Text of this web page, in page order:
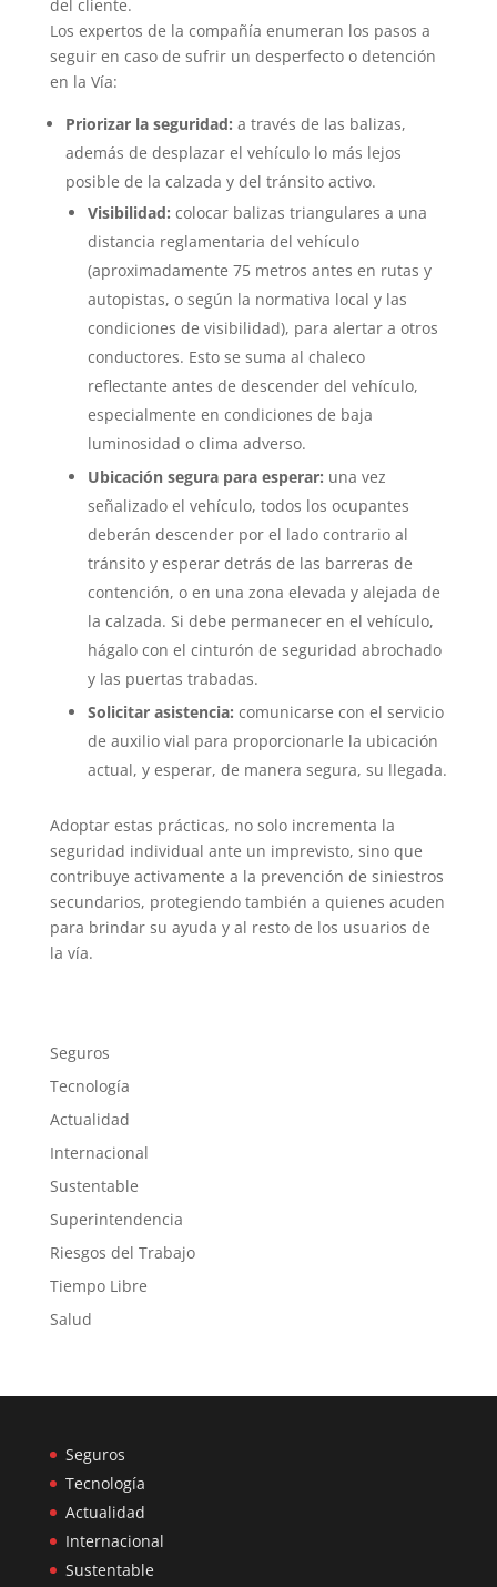
del cliente.
Los expertos de la compañía enumeran los pasos a
seguir en caso de sufrir un desperfecto o detención
en la Vía:
Priorizar la seguridad: a través de las balizas,
además de desplazar el vehículo lo más lejos
posible de la calzada y del tránsito activo.
Visibilidad: colocar balizas triangulares a una
distancia reglamentaria del vehículo
(aproximadamente 75 metros antes en rutas y
autopistas, o según la normativa local y las
condiciones de visibilidad), para alertar a otros
conductores. Esto se suma al chaleco
reflectante antes de descender del vehículo,
especialmente en condiciones de baja
luminosidad o clima adverso.
Ubicación segura para esperar: una vez
señalizado el vehículo, todos los ocupantes
deberán descender por el lado contrario al
tránsito y esperar detrás de las barreras de
contención, o en una zona elevada y alejada de
la calzada. Si debe permanecer en el vehículo,
hágalo con el cinturón de seguridad abrochado
y las puertas trabadas.
Solicitar asistencia: comunicarse con el servicio
de auxilio vial para proporcionarle la ubicación
actual, y esperar, de manera segura, su llegada.
Adoptar estas prácticas, no solo incrementa la
seguridad individual ante un imprevisto, sino que
contribuye activamente a la prevención de siniestros
secundarios, protegiendo también a quienes acuden
para brindar su ayuda y al resto de los usuarios de
la vía.
Seguros
Tecnología
Actualidad
Internacional
Sustentable
Superintendencia
Riesgos del Trabajo
Tiempo Libre
Salud
Seguros
Tecnología
Actualidad
Internacional
Sustentable